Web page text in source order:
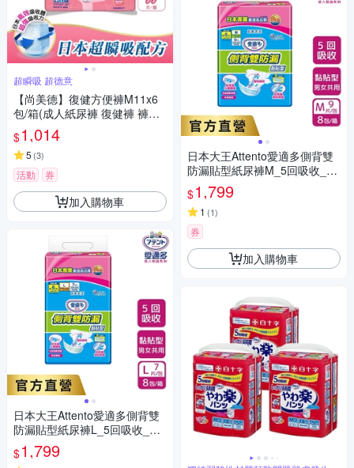
超瞬吸 超德意
【尚美德】復健方便褲M11x6
包/箱(成人紙尿褲 復健褲 褲型
紙尿褲)
$1,014
5 (3)
活動 券
加入購物車
日本大王Attento愛適多側背雙
防漏貼型紙尿褲L_5回吸收_箱
購(7片X8包)
$1,799
日本大王Attento愛適多側背雙
防漏貼型紙尿褲M_5回吸收_箱
購(9片X8包)
$1,799
1 (1)
券
加入購物車